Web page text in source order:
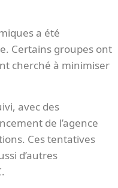
a été
Certains groupes ont
cherché à minimiser
avec des
de l’agence
Ces tentatives
d’autres